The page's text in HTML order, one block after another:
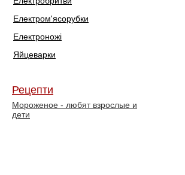
Електром'ясорубки
Електроножі
Яйцеварки
Рецепти
Мороженое - любят взрослые и
дети